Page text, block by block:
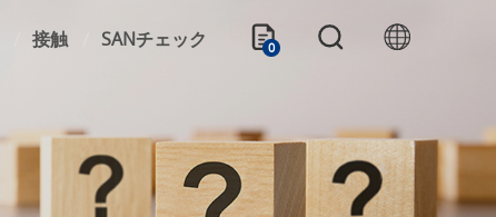
接触 SANチェック 0